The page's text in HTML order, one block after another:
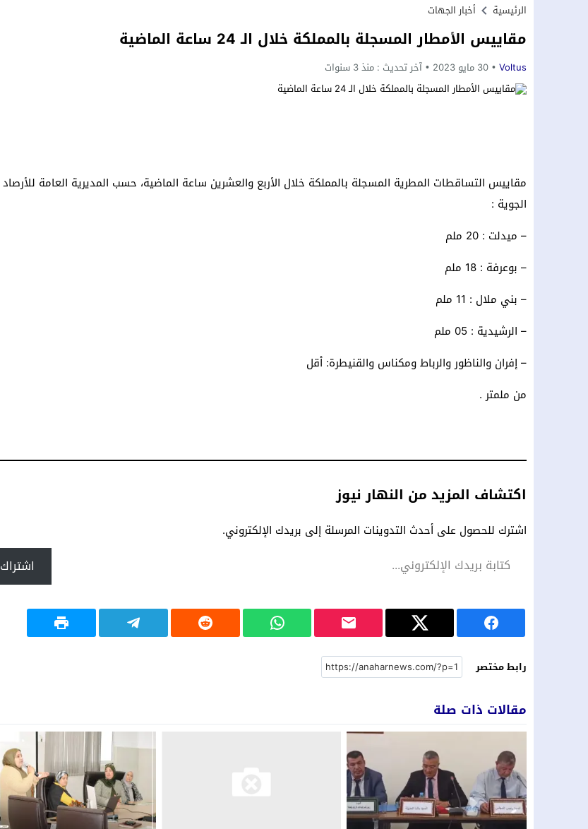
الرئيسية أخبار الجهات
مقاييس الأمطار المسجلة بالمملكة خلال الـ 24 ساعة الماضية
Voltus 30 مايو 2023 آخر تحديث : منذ 3 سنوات
مقاييس التساقطات المطرية المسجلة بالمملكة خلال الأربع والعشرين ساعة الماضية، حسب المديرية العامة للأرصاد
الجوية :
– ميدلت : 20 ملم
– بوعرفة : 18 ملم
– بني ملال : 11 ملم
– الرشيدية : 05 ملم
– إفران والناظور والرباط ومكناس والقنيطرة: أقل
من ملمتر .
اكتشاف المزيد من النهار نيوز
اشترك للحصول على أحدث التدوينات المرسلة إلى بريدك الإلكتروني.
اشتراك
رابط مختصر
مقالات ذات صلة